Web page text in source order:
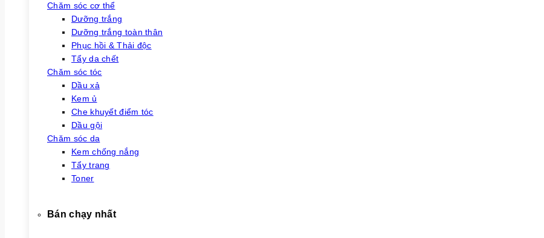
Chăm sóc cơ thể
Dưỡng trắng
Dưỡng trắng toàn thân
Phục hồi & Thải độc
Tẩy da chết
Chăm sóc tóc
Dầu xả
Kem ủ
Che khuyết điểm tóc
Dầu gội
Chăm sóc da
Kem chống nắng
Tẩy trang
Toner
Bán chạy nhất